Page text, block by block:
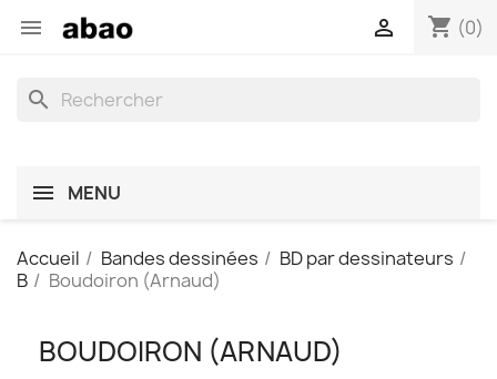
 shopping_cart (0)

search
MENU
Accueil Bandes dessinées
BD par dessinateurs
B
Boudoiron (Arnaud)
BOUDOIRON (ARNAUD)